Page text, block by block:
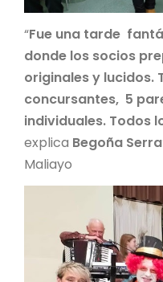
“Fue una tarde
donde los socios
originales y lucidos.
concursantes, 5
individuales. Todos
explica Begoña
Maliayo